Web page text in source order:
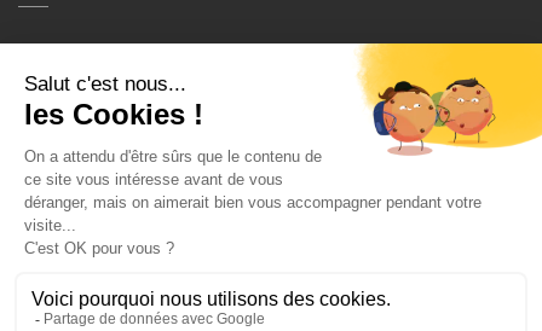
410 Allée du Cardo, ZI Actiparc,
62580 Bailleul-Sir-Berthoult
Bureau : 03 21 24 34 20
Fax : 03 21 24 34 24